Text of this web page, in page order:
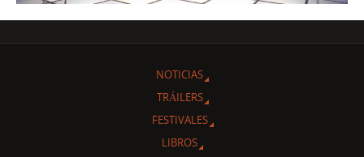
NOTICIAS
TRÁILERS
FESTIVALES
LIBROS